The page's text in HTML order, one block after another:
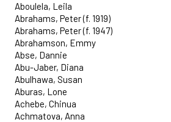
Aboulela, Leila
Abrahams, Peter (f. 1919)
Abrahams, Peter (f. 1947)
Abrahamson, Emmy
Abse, Dannie
Abu-Jaber, Diana
Abulhawa, Susan
Aburas, Lone
Achebe, Chinua
Achmatova, Anna